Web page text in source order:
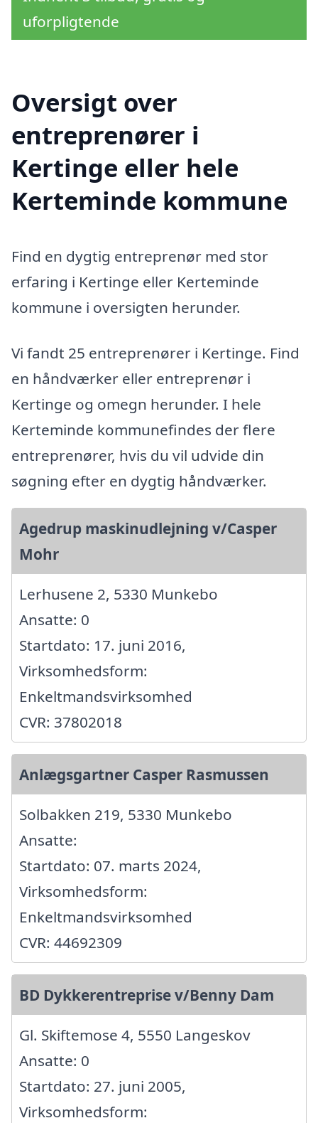
uforpligtende
Oversigt over
entreprenører i
Kertinge eller hele
Kerteminde kommune
Find en dygtig entreprenør med stor
erfaring i Kertinge eller Kerteminde
kommune i oversigten herunder.
Vi fandt 25 entreprenører i Kertinge. Find
en håndværker eller entreprenør i
Kertinge og omegn herunder. I hele
Kerteminde kommunefindes der flere
entreprenører, hvis du vil udvide din
søgning efter en dygtig håndværker.
Agedrup maskinudlejning v/Casper
Mohr
Lerhusene 2, 5330 Munkebo
Ansatte: 0
Startdato: 17. juni 2016,
Virksomhedsform:
Enkeltmandsvirksomhed
CVR: 37802018
Anlægsgartner Casper Rasmussen
Solbakken 219, 5330 Munkebo
Ansatte:
Startdato: 07. marts 2024,
Virksomhedsform:
Enkeltmandsvirksomhed
CVR: 44692309
BD Dykkerentreprise v/Benny Dam
Gl. Skiftemose 4, 5550 Langeskov
Ansatte: 0
Startdato: 27. juni 2005,
Virksomhedsform: